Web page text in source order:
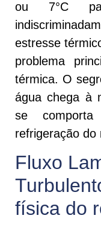
ou 7°C
estresse
problema
térmica. O
água chega à
se
refrigeração do
Fluxo
física do